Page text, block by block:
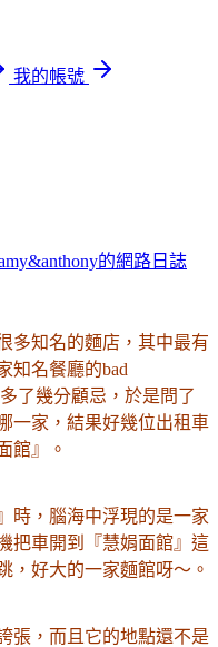
我的帳號
的網路日誌
多知名的麵店，其中最有
知名餐廳的bad
了幾分顧忌，於是問了
一家，結果好幾位出租車
館』。
時，腦海中浮現的是一家
把車開到
『慧娟面館』這
，好大的一家麵館呀～。
張，而且它的地點還不是